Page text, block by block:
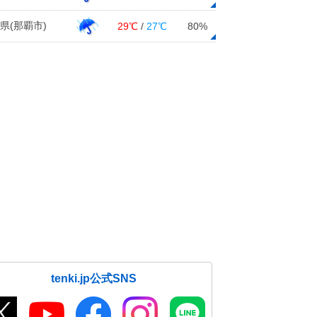
(那覇市) 29℃ / 27℃ 80%
tenki.jp公式SNS